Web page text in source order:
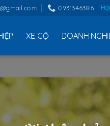
0931346386
XE CỘ DOANH